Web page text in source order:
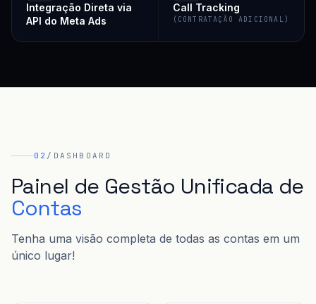
Integração Direta via
API do Meta Ads
Call Tracking
(CONTRATAÇÃO ADICIONAL)
02 / DASHBOARD
Painel de Gestão Unificada de
Contas
Tenha uma visão completa de todas as contas em um
único lugar!